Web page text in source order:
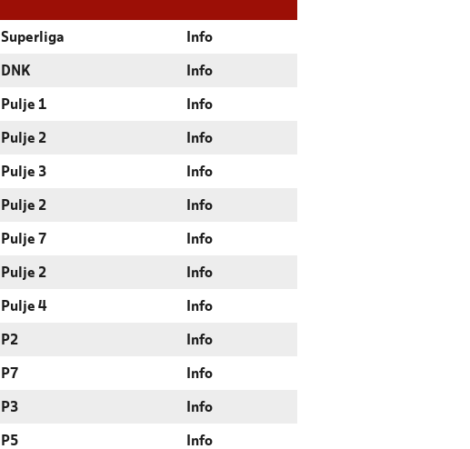
Superliga Info
DNK Info
Pulje 1 Info
Pulje 2 Info
Pulje 3 Info
Pulje 2 Info
Pulje 7 Info
Pulje 2 Info
Pulje 4 Info
P2 Info
P7 Info
P3 Info
P5 Info